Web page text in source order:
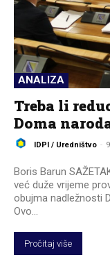
ANALIZA
Treba li
Doma
IDPI / Uredništvo -
Boris Barun SAŽETAK: Svjedoci smo da se u javnom prostoru
već duže vrijeme
obujma nadležnosti
Ovo...
Pročitaj više